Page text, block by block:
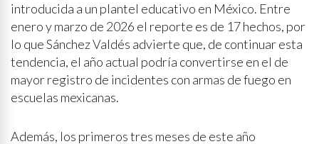
introducida a un plantel educativo en México. Entre
enero y marzo de 2026 el reporte es de 17 hechos, por
lo que Sánchez Valdés advierte que, de continuar esta
tendencia, el año actual podría convertirse en el de
mayor registro de incidentes con armas de fuego en
escuelas mexicanas.
Además, los primeros tres meses de este año